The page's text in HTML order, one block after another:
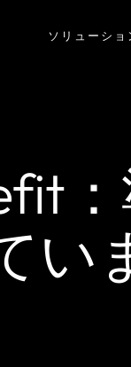
ソリューショ
い